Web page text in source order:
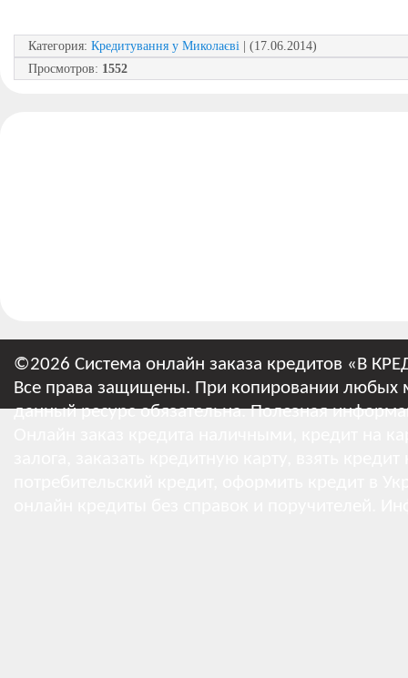
Категория: Кредитування у Миколаєві | (17.06.2014)
Просмотров: 1552
©2026 Система онлайн заказа кредитов «В
Все права защищены. При копировании любых
данный ресурс обязательна.Полезная